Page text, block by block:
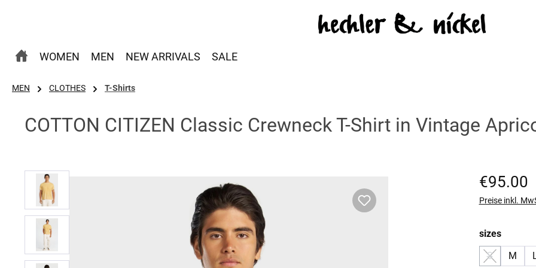
WOMEN MEN NEW ARRIVALS SALE
MEN CLOTHES T-Shirts
COTTON CITIZEN Classic Crewneck T-Shirt in Vintage
Bildergalerie überspringen Regulärer
€95.00
Preise inkl.
sizes
S
(Diese
M